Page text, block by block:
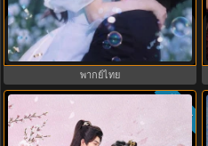
ฤดูร้อนนิรันดร์ (2026) Never-Ending
Summer พากย์ไทย EP.1-29
พากย์ไทย
8.0 ซับไทย